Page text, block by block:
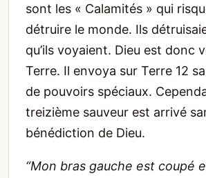
sont les « Calamités » qui
détruire le monde. Ils
qu’ils voyaient. Dieu est donc
Terre. Il envoya sur Terre 12
de pouvoirs spéciaux.
treizième sauveur est arrivé
bénédiction de Dieu.
“Mon bras gauche est coupé